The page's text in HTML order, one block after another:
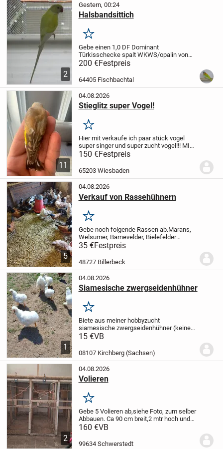
2
Gestern, 00:24
Halsbandsittich
Merken
Gebe einen 1,0 DF Dominant
Türkisschecke spalt WKWS/opalin von
2023 ab.Wegen Verlust der Henne
(Legenot).Hat dies Jahr erstmals
befruchtet.
200 €Festpreis
64405 Fischbachtal
11
04.08.2026
Stieglitz super Vogel!
Merken
Hier mit verkaufe ich paar stück vogel
super singer und super zucht vogel!!! MIT
geschlossene ring und Papier!!
150€ Ja nach Farbe
männlich
150 €Festpreis
65203 Wiesbaden
5
04.08.2026
Verkauf von Rassehühnern
Merken
Gebe noch folgende Rassen ab.Marans,
Welsumer, Barnevelder, Bielefelder
Kennh., Vorwerk, Lachshühner,
Schwedische Blumenhühner,
Seidenhühner und Haubenhühner,
Perlhühner, Sulmtaler, Sundheimer,...
35 €Festpreis
48727 Billerbeck
1
04.08.2026
Siamesische zwergseidenhühner
Merken
Biete aus meiner hobbyzucht
siamesische zwergseidenhühner (keine
Ausstellungs Qualität ).Sie sind selbst
ruhige flugunfähige hühner. Kommen aber
über einen 50 cm...
15 €VB
08107 Kirchberg (Sachsen)
2
04.08.2026
Volieren
Merken
Gebe 5 Volieren ab,siehe Foto, zum selber
Abbauen. Ca 90 cm breit,2 mtr hoch und
ca 2,60 mtr tief
160 €VB
99634 Schwerstedt